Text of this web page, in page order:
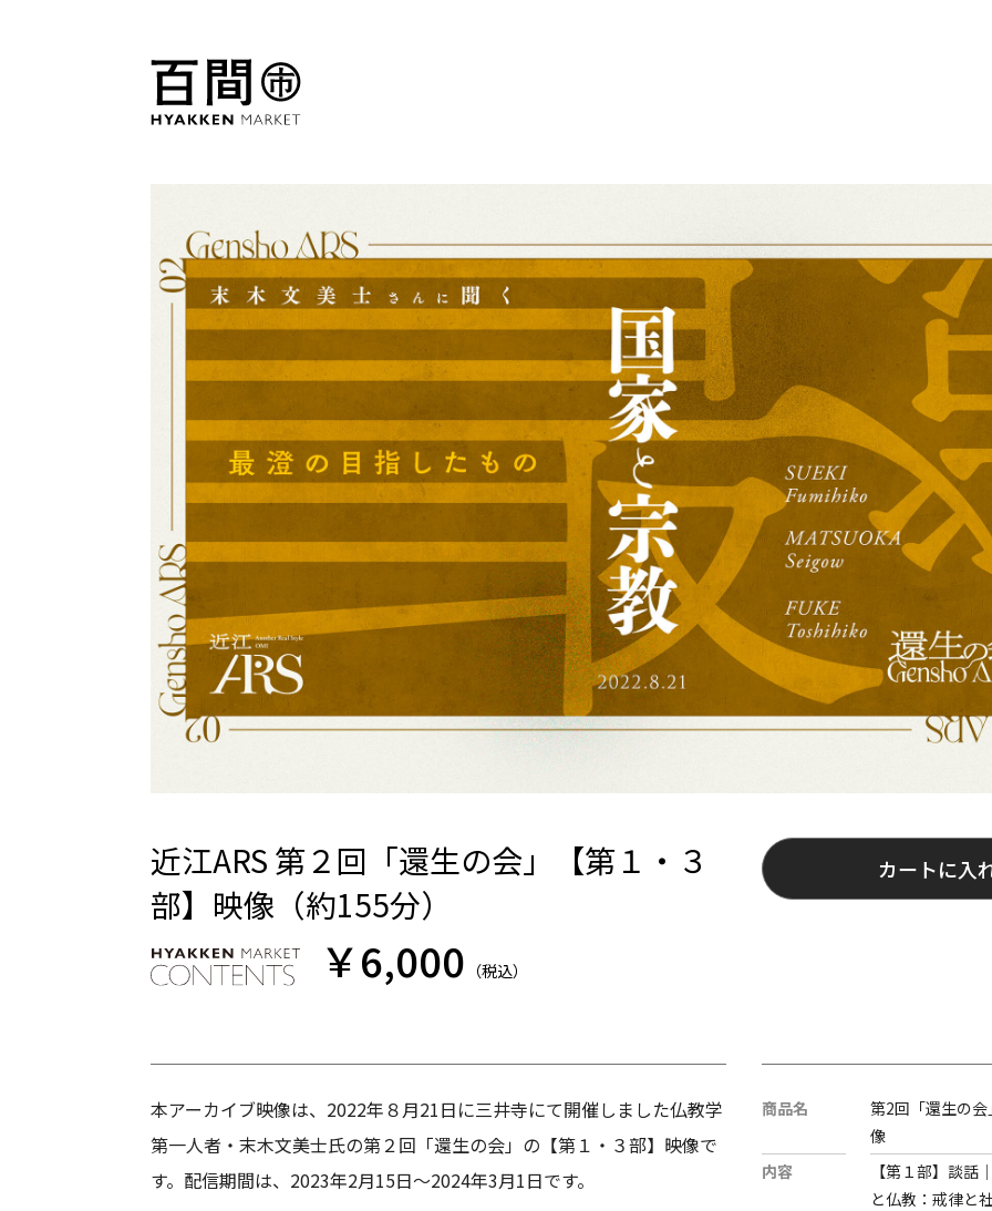
BOOK 近江ARS EVENT EDIT COFFEE
プライバシーポリシー 特定商取引法に基づく表記 ご利用規約 お問い合わせ
近江ARS 第２回「還生の会」【第１・３
部】映像（約155分）
￥6,000 税込
カートに入
本アーカイブ映像は、2022年８月21日に三井寺にて開催しました仏教学
第一人者・末木文美士氏の第２回「還生の会」の【第１・３部】映像で
す。配信期間は、2023年2月15日〜2024年3月1日です。
商品名
第2回「還生の
像
内容
【第１部】談話
と仏教：戒律と